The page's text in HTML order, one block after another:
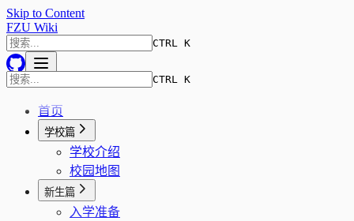
Skip to Content
FZU Wiki
CTRL K
CTRL K
首页
学校篇
学校介绍
校园地图
新生篇
入学准备